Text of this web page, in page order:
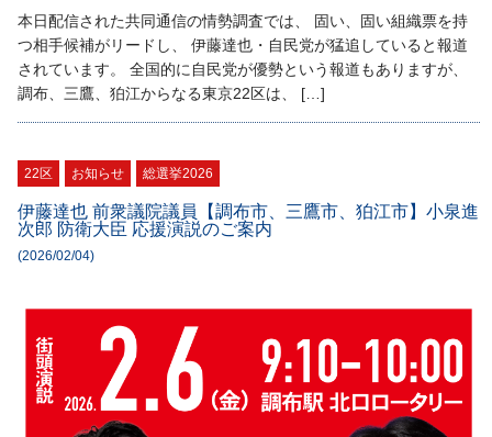
本日配信された共同通信の情勢調査では、 固い、固い組織票を持
つ相手候補がリードし、 伊藤達也・自民党が猛追していると報道
されています。 全国的に自民党が優勢という報道もありますが、
調布、三鷹、狛江からなる東京22区は、 […]
22区 お知らせ 総選挙2026
伊藤達也 前衆議院議員【調布市、三鷹市、狛江市】小泉進
次郎 防衛大臣 応援演説のご案内
(2026/02/04)